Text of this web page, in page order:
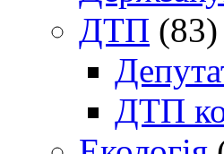
ДТП (83)
ДТП